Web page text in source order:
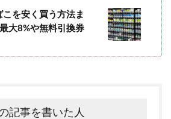
こを安く買う方法ま
大8%や無料引換券
記事を書いた人